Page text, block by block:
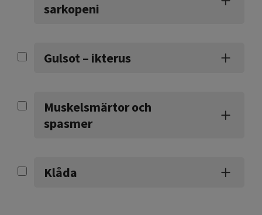
sarkopeni
Gulsot – ikterus
Muskelsmärtor och
spasmer
Klåda